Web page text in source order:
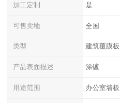
加工定制 是
可售卖地 全国
类型 建筑覆膜板
产品表面描述 涂镀
用途范围 办公室墙板